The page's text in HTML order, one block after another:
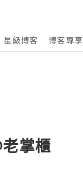
星級博客 博客專享
掌櫃